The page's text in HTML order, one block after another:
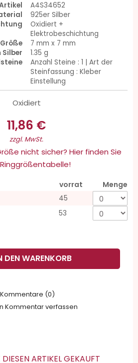
A4S34652
925er Silber
Oxidiert +
Elektrobeschichtung
7 mm x 7 mm
Silber
1.35 g
Anzahl Steine : 1 | Art der
Steinfassung : Kleber
Einstellung
Oxidiert
11,86 €
zzgl. MwSt.
nicht sicher? Hier finden Sie
vorrat Menge
45
53
DEN WARENKORB
Kommentare (0)
Kommentar verfassen
ARTIKEL GEKAUFT